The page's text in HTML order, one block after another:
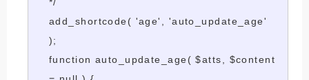
add_shortcode( 'age', 'auto_update_age'
);
function auto_update_age( $atts, $content